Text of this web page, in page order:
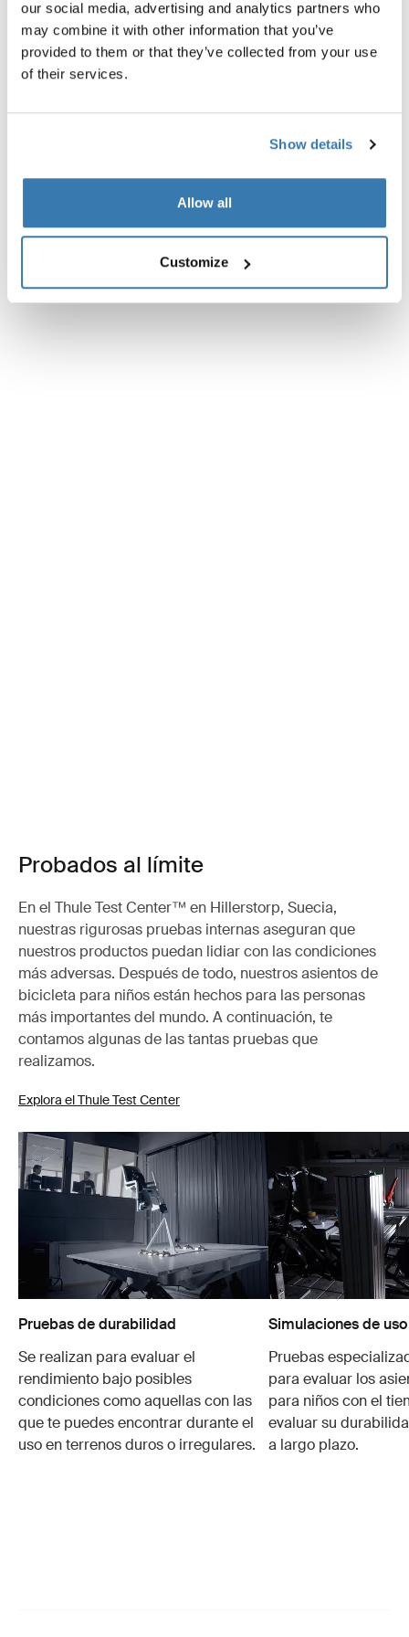
our social media, advertising and analytics partners who
may combine it with other information that you’ve
provided to them or that they’ve collected from your use
of their services.
Show details
Allow all
Customize
Toggle overview
Descripción del producto
Toggle techspec
Especificaciones técnicas
Toggle guides and instructions
Instrucciones
Probados al límite
En el Thule Test Center™ en Hillerstorp, Suecia,
nuestras rigurosas pruebas internas aseguran que
nuestros productos puedan lidiar con las condiciones
más adversas. Después de todo, nuestros asientos de
bicicleta para niños están hechos para las personas
más importantes del mundo. A continuación, te
contamos algunas de las tantas pruebas que
realizamos.
Explora el Thule Test Center
Pruebas de durabilidad
Se realizan para evaluar el
rendimiento bajo posibles
condiciones como aquellas con las
que te puedes encontrar durante el
uso en terrenos duros o irregulares.
Simulaciones de
Pruebas
para evaluar los
para niños con el
evaluar su
a largo plazo.